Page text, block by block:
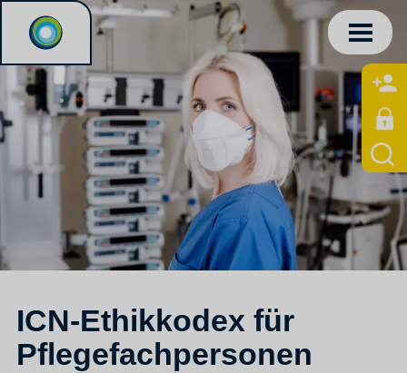
ICN-Ethikkodex für
Pflegefachpersonen